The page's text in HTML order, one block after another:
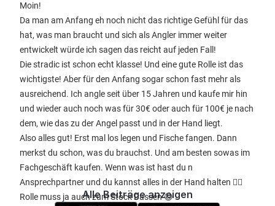
Moin!
Da man am Anfang eh noch nicht das richtige Gefühl für das
hat, was man braucht und sich als Angler immer weiter
entwickelt würde ich sagen das reicht auf jeden Fall!
Die stradic ist schon echt klasse! Und eine gute Rolle ist das
wichtigste! Aber für den Anfang sogar schon fast mehr als
ausreichend. Ich angle seit über 15 Jahren und kaufe mir hin
und wieder auch noch was für 30€ oder auch für 100€ je nach
dem, wie das zu der Angel passt und in der Hand liegt.
Also alles gut! Erst mal los legen und Fische fangen. Dann
merkst du schon, was du brauchst. Und am besten sowas im
Fachgeschäft kaufen. Wenn was ist hast du n
Ansprechpartner und du kannst alles in der Hand halten 👌🏼
Rolle muss ja auch zum Stock Passen 😅
Alle Beiträge anzeigen